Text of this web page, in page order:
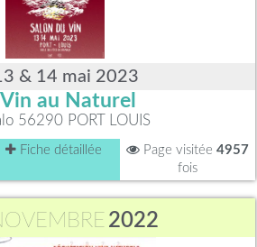
& 14 mai 2023
Vin au Naturel
56290 PORT LOUIS
Fiche détaillée Page visitée 4957
fois
2022